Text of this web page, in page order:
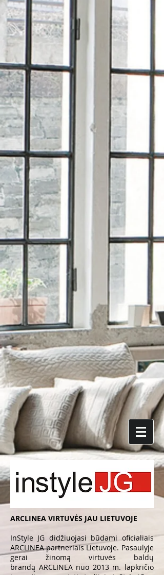
ARCLINEA VIRTUVĖS JAU LIETUVOJE
InStyle JG didžiuojasi būdami oficialiais
ARCLINEA partneriais Lietuvoje. Pasaulyje
gerai žinomą virtuvės baldų
brandą ARCLINEA nuo 2013 m. lapkričio